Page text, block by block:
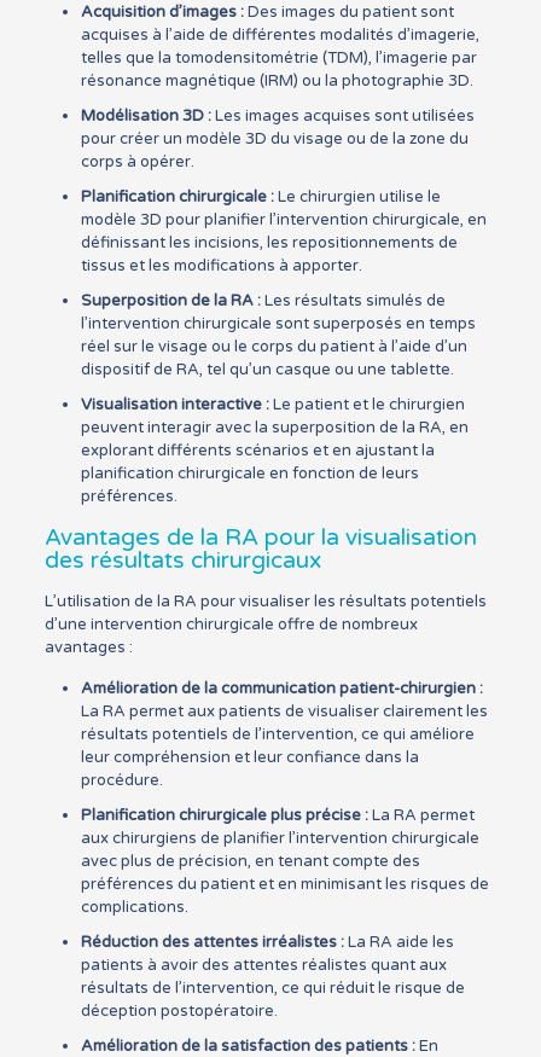
Acquisition d’images :Des images du patient sont
acquises à l’aide de différentes modalités d’imagerie,
telles que la tomodensitométrie (TDM), l’imagerie par
résonance magnétique (IRM) ou la photographie 3D.
Modélisation 3D :Les images acquises sont utilisées
pour créer un modèle 3D du visage ou de la zone du
corps à opérer.
Planification chirurgicale :Le chirurgien utilise le
modèle 3D pour planifier l’intervention chirurgicale, en
définissant les incisions, les repositionnements de
tissus et les modifications à apporter.
Superposition de la RA :Les résultats simulés de
l’intervention chirurgicale sont superposés en temps
réel sur le visage ou le corps du patient à l’aide d’un
dispositif de RA, tel qu’un casque ou une tablette.
Visualisation interactive :Le patient et le chirurgien
peuvent interagir avec la superposition de la RA, en
explorant différents scénarios et en ajustant la
planification chirurgicale en fonction de leurs
préférences.
Avantages de la RA pour la visualisation
des résultats chirurgicaux
L’utilisation de la RA pour visualiser les résultats potentiels
d’une intervention chirurgicale offre de nombreux
avantages :
Amélioration de la communication patient-chirurgien :
La RA permet aux patients de visualiser clairement les
résultats potentiels de l’intervention, ce qui améliore
leur compréhension et leur confiance dans la
procédure.
Planification chirurgicale plus précise :La RA permet
aux chirurgiens de planifier l’intervention chirurgicale
avec plus de précision, en tenant compte des
préférences du patient et en minimisant les risques de
complications.
Réduction des attentes irréalistes :La RA aide les
patients à avoir des attentes réalistes quant aux
résultats de l’intervention, ce qui réduit le risque de
déception postopératoire.
Amélioration de la satisfaction des patients :En